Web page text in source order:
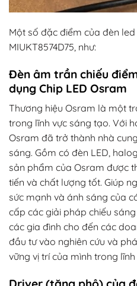
Một số đặc điểm của đèn
MIUKT8574D75, như:
Đèn âm trần chiếu
dụng Chip LED Osram
Thương hiệu Osram là một
trong lĩnh vực sáng tạo. Với
Osram đã trở thành nhà
sáng. Gồm có đèn LED,
sản phẩm của Osram được
tiến và chất lượng tốt. Giúp
sức mạnh và ánh sáng của
cấp các giải pháp chiếu
các gia đình cho đến các
đầu tư vào nghiên cứu và
vững vị trí của mình trong